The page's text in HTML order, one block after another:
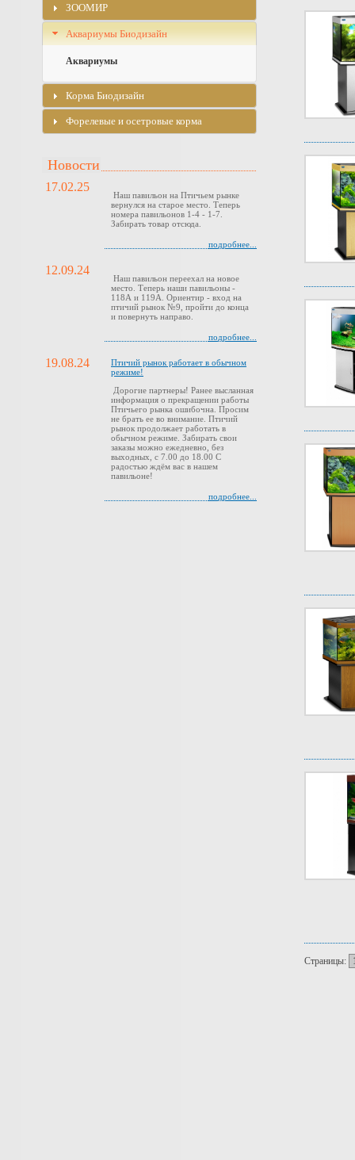
Страницы:
ЗООМИР
Аквариумы Биодизайн
Аквариумы
Корма Биодизайн
Форелевые и осетровые корма
Новости
17.02.25
Наш павильон на Птичьем рынке
вернулся на старое место. Теперь
номера павильонов 1-4 - 1-7.
Забирать товар отсюда.
подробнее...
12.09.24
Наш павильон переехал на новое
место. Теперь наши павильоны -
118А и 119А. Ориентир - вход на
птичий рынок №9, пройти до конца
и повернуть направо.
подробнее...
19.08.24
Птичий рынок работает в обычном
режиме!
Дорогие партнеры! Ранее высланная
информация о прекращении работы
Птичьего рынка ошибочна. Просим
не брать ее во внимание. Птичий
рынок продолжает работать в
обычном режиме. Забирать свои
заказы можно ежедневно, без
выходных, с 7.00 до 18.00 С
радостью ждём вас в нашем
павильоне!
подробнее...